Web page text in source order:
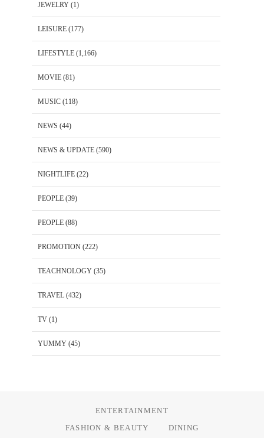
JEWELRY (1)
LEISURE (177)
LIFESTYLE (1,166)
MOVIE (81)
MUSIC (118)
NEWS (44)
NEWS & UPDATE (590)
NIGHTLIFE (22)
PEOPLE (39)
PEOPLE (88)
PROMOTION (222)
TEACHNOLOGY (35)
TRAVEL (432)
TV (1)
YUMMY (45)
ENTERTAINMENT
FASHION & BEAUTY
DINING